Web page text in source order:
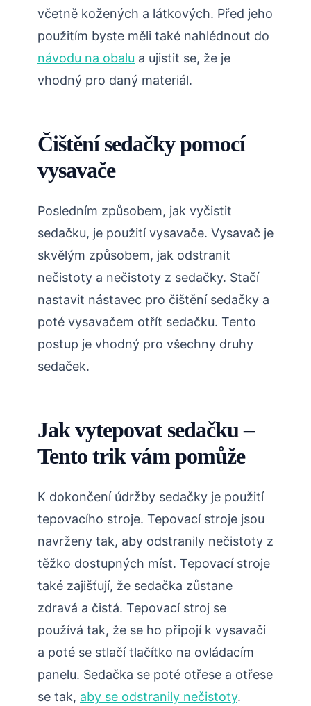
včetně kožených a látkových. Před jeho
použitím byste měli také nahlédnout do
návodu na obalu a ujistit se, že je
vhodný pro daný materiál.
Čištění sedačky pomocí
vysavače
Posledním způsobem, jak vyčistit
sedačku, je použití vysavače. Vysavač je
skvělým způsobem, jak odstranit
nečistoty a nečistoty z sedačky. Stačí
nastavit nástavec pro čištění sedačky a
poté vysavačem otřít sedačku. Tento
postup je vhodný pro všechny druhy
sedaček.
Jak vytepovat sedačku –
Tento trik vám pomůže
K dokončení údržby sedačky je použití
tepovacího stroje. Tepovací stroje jsou
navrženy tak, aby odstranily nečistoty z
těžko dostupných míst. Tepovací stroje
také zajišťují, že sedačka zůstane
zdravá a čistá. Tepovací stroj se
používá tak, že se ho připojí k vysavači
a poté se stlačí tlačítko na ovládacím
panelu. Sedačka se poté otřese a otřese
se tak, aby se odstranily nečistoty.